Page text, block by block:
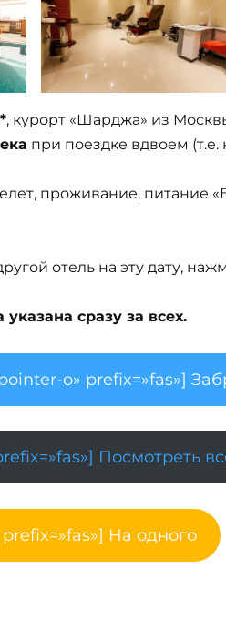
, курорт «Шарджа» из
при поездке вдвоем (т.е.
проживание, питание
отель на эту дату,
сразу за всех.
o» prefix=»fas»]
Посмотреть
На одного